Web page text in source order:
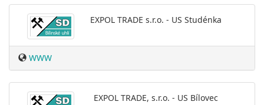
EXPOL TRADE s.r.o. - US Studénka
WWW
EXPOL TRADE, s.r.o. - US Bílovec